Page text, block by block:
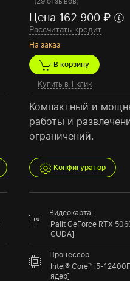
Цена 162 900 ₽
Рассчитать кредит
На заказ
В корзину
Купить в 1 клик
Компактный и
работы и
ограничений.
Конфигуратор
Видеокарта:
Palit GeForce RTX
CUDA]
Процессор:
Intel® Core™ i5-
ядер]